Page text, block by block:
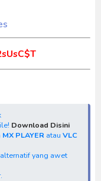
Download Disini
MX PLAYER atau VLC
yang awet